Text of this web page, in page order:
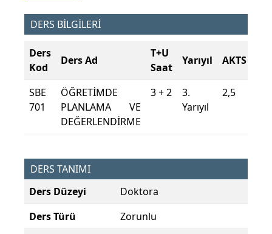
DERS BİLGİLERİ
Ders
Kod
Ders Ad
T+U
Saat
Yarıyıl AKTS
SBE
701
ÖĞRETİMDE
PLANLAMA VE
DEĞERLENDİRME
3 + 2
3.
Yarıyıl
2,5
DERS TANIMI
Ders Düzeyi
Doktora
Ders Türü
Zorunlu